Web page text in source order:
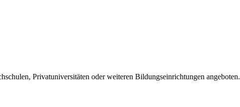
Privatuniversitäten oder weiteren Bildungseinrichtungen angeboten.